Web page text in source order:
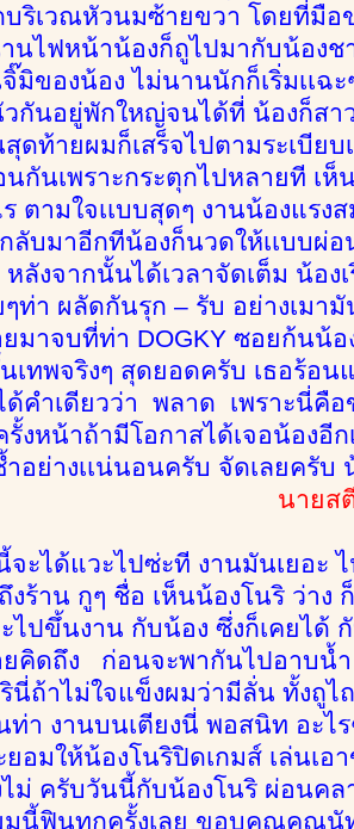
บริเวณหัวนมซ้ายขวา โดยที่มื
นไฟหน้าน้องก็ถูไปมากับน้องชา
มิของน้อง ไม่นานนักก็เริ่มเเฉ
กันอยู่พักใหญ่จนได้ที่ น้องก็สาว
ดท้ายผมก็เสร็จไปตามระเบียบ
นกันเพราะกระตุกไปหลายที เห็
ตามใจเเบบสุดๆ งานน้องแรง
ลับมาอีกทีน้องก็นวดให้เเบบ
ลังจากนั้นได้เวลาจัดเต็ม น้อ
ท่า ผลัดกันรุก – รับ อย่างเมา
มาจบที่ท่า DOGKY ซอยก้นน้
เทพจริงๆ สุดยอดครับ เธอร้อน
คำเดียวว่า พลาด เพราะนี่คื
งหน้าถ้ามีโอกาสได้เจอน้องอี
ำอย่างเเน่นอนครับ จัดเลยครับ
นายส
จะได้แวะไปซ่ะที งานมันเยอะ
ร้าน กูๆ ชื่อ เห็นน้องโนริ ว่าง
ไปขึ้นงาน กับน้อง ซึ่งก็เคยไ
คิดถึง ก่อนจะพากันไปอาบน้ำ
นี่ถ้าไม่ใจแข็งผมว่ามีลั่น ทั้งถูไ
ท่า งานบนเตียงนี่ พอสนิท อะ
ยอมให้น้องโนริปิดเกมส์ เล่น
ไม่ ครับวันนี้กับน้องโนริ ผ่อนค
มนี้ฟินทุกครั้งเลย ขอบคุณคุณนั